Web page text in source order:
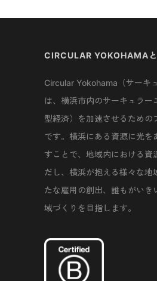
CIRCULAR YOKOHAMA
Circular Yokohama（サーキ
は、横浜市内のサーキュラー
型経済）を加速させるための
です。横浜にある資源に光を
すことで、地域内における資
だし、横浜が抱える様々な地
たな雇用の創出、誰もがいき
域づくりを目指します。